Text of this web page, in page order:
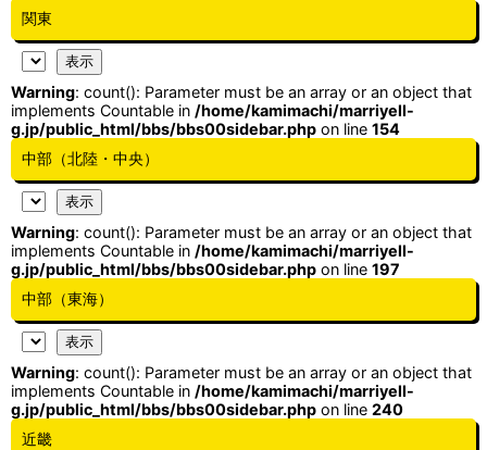
関東
Warning: count(): Parameter must be an array or an object that
implements Countable in /home/kamimachi/marriyell-
g.jp/public_html/bbs/bbs00sidebar.php on line 154
中部（北陸・中央）
Warning: count(): Parameter must be an array or an object that
implements Countable in /home/kamimachi/marriyell-
g.jp/public_html/bbs/bbs00sidebar.php on line 197
中部（東海）
Warning: count(): Parameter must be an array or an object that
implements Countable in /home/kamimachi/marriyell-
g.jp/public_html/bbs/bbs00sidebar.php on line 240
近畿